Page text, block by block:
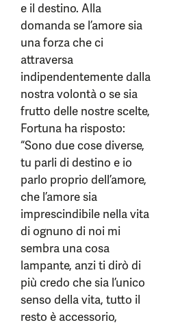
e il destino. Alla
domanda se l’amore sia
una forza che ci
attraversa
indipendentemente dalla
nostra volontà o se sia
frutto delle nostre scelte,
Fortuna ha risposto:
“Sono due cose diverse,
tu parli di destino e io
parlo proprio dell’amore,
che l’amore sia
imprescindibile nella vita
di ognuno di noi mi
sembra una cosa
lampante, anzi ti dirò di
più credo che sia l’unico
senso della vita, tutto il
resto è accessorio,